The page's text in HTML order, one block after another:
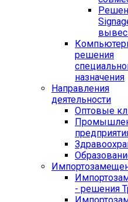
решения
назначения
Направления
деятельности
Оптовые
- решения